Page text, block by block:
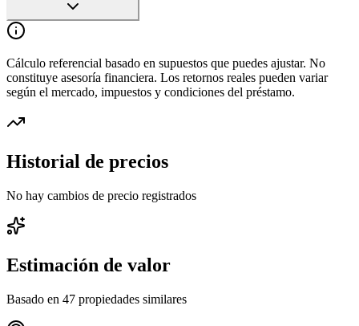
Cálculo referencial basado en supuestos que puedes ajustar. No
constituye asesoría financiera. Los retornos reales pueden variar
según el mercado, impuestos y condiciones del préstamo.
Historial de precios
No hay cambios de precio registrados
Estimación de valor
Basado en 47 propiedades similares